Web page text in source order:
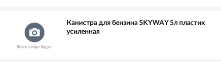
Канистра для бензина SKYWAY 5л пластик
усиленная